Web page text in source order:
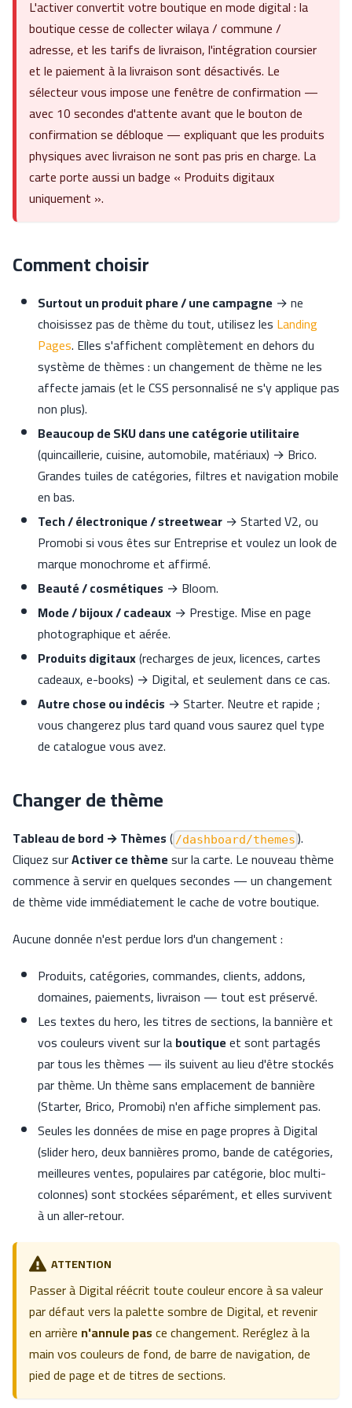
L'activer convertit votre boutique en mode digital : la
boutique cesse de collecter wilaya / commune /
adresse, et les tarifs de livraison, l'intégration coursier
et le paiement à la livraison sont désactivés. Le
sélecteur vous impose une fenêtre de confirmation —
avec 10 secondes d'attente avant que le bouton de
confirmation se débloque — expliquant que les produits
physiques avec livraison ne sont pas pris en charge. La
carte porte aussi un badge « Produits digitaux
uniquement ».
Comment choisir
Surtout un produit phare / une campagne → ne
choisissez pas de thème du tout, utilisez les Landing
Pages. Elles s'affichent complètement en dehors du
système de thèmes : un changement de thème ne les
affecte jamais (et le CSS personnalisé ne s'y applique pas
non plus).
Beaucoup de SKU dans une catégorie utilitaire
(quincaillerie, cuisine, automobile, matériaux) → Brico.
Grandes tuiles de catégories, filtres et navigation mobile
en bas.
Tech / électronique / streetwear → Started V2, ou
Promobi si vous êtes sur Entreprise et voulez un look de
marque monochrome et affirmé.
Beauté / cosmétiques → Bloom.
Mode / bijoux / cadeaux → Prestige. Mise en page
photographique et aérée.
Produits digitaux(recharges de jeux, licences, cartes
cadeaux, e-books) → Digital, et seulement dans ce cas.
Autre chose ou indécis → Starter. Neutre et rapide ;
vous changerez plus tard quand vous saurez quel type
de catalogue vous avez.
Changer de thème
Tableau de bord → Thèmes( /dashboard/themes ).
Cliquez surActiver ce thèmesur la carte. Le nouveau thème
commence à servir en quelques secondes — un changement
de thème vide immédiatement le cache de votre boutique.
Aucune donnée n'est perdue lors d'un changement :
Produits, catégories, commandes, clients, addons,
domaines, paiements, livraison — tout est préservé.
Les textes du hero, les titres de sections, la bannière et
vos couleurs vivent sur laboutiqueet sont partagés
par tous les thèmes — ils suivent au lieu d'être stockés
par thème. Un thème sans emplacement de bannière
(Starter, Brico, Promobi) n'en affiche simplement pas.
Seules les données de mise en page propres à Digital
(slider hero, deux bannières promo, bande de catégories,
meilleures ventes, populaires par catégorie, bloc multi-
colonnes) sont stockées séparément, et elles survivent
à un aller-retour.
ATTENTION
Passer à Digital réécrit toute couleur encore à sa valeur
par défaut vers la palette sombre de Digital, et revenir
en arrière n'annule pasce changement. Reréglez à la
main vos couleurs de fond, de barre de navigation, de
pied de page et de titres de sections.